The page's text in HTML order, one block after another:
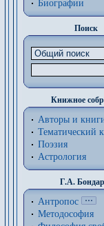
Биографии
Поиск
Книжное
Авторы и
Тематический
Поэзия
Астрология
Г.А.
Антропос
Методософия